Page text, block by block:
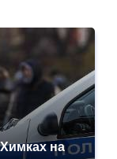
на